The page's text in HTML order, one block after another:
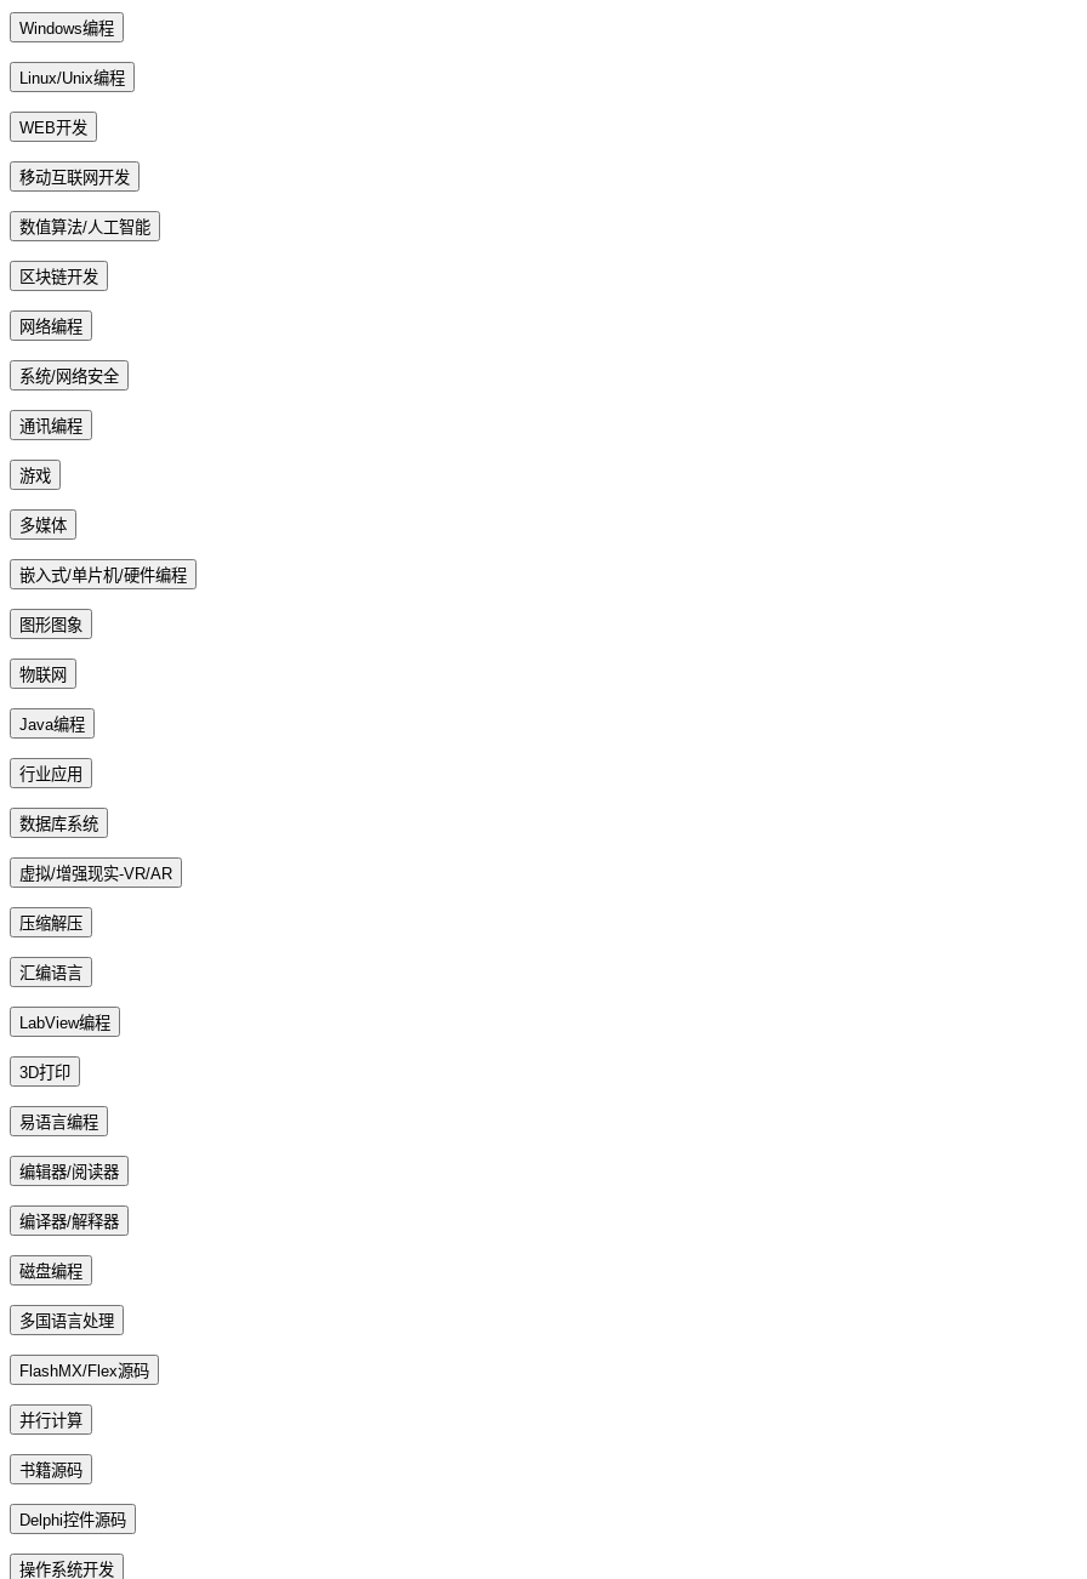
Windows编程
Linux/Unix编程
WEB开发
移动互联网开发
数值算法/人工智能
区块链开发
网络编程
系统/网络安全
通讯编程
游戏
多媒体
嵌入式/单片机/硬件编程
图形图象
物联网
Java编程
行业应用
数据库系统
虚拟/增强现实-VR/AR
压缩解压
汇编语言
LabView编程
3D打印
易语言编程
编辑器/阅读器
编译器/解释器
磁盘编程
多国语言处理
FlashMX/Flex源码
并行计算
书籍源码
Delphi控件源码
操作系统开发